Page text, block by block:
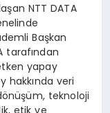
NTT DATA
Başkan
tarafından
yapay
hakkında veri
teknoloji
etik ve